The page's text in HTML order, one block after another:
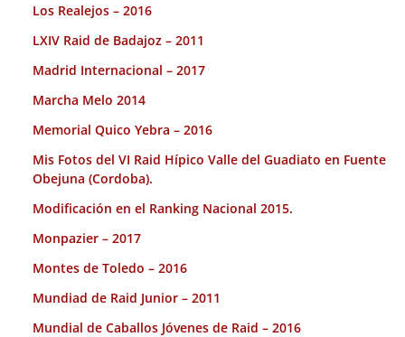
Los Realejos – 2016
LXIV Raid de Badajoz – 2011
Madrid Internacional – 2017
Marcha Melo 2014
Memorial Quico Yebra – 2016
Mis Fotos del VI Raid Hípico Valle del Guadiato en Fuente
Obejuna (Cordoba).
Modificación en el Ranking Nacional 2015.
Monpazier – 2017
Montes de Toledo – 2016
Mundiad de Raid Junior – 2011
Mundial de Caballos Jóvenes de Raid – 2016